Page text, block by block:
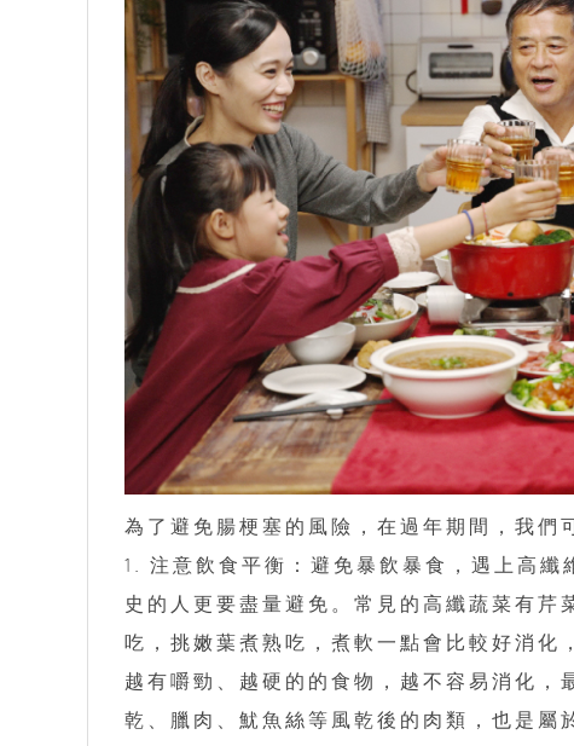
為了避免腸梗塞的風險，在過年期間，我們
1.⁠⁠注意飲食平衡：避免暴飲暴食，遇上高纖
史的人更要盡量避免。常見的高纖蔬菜有
吃，挑嫩葉煮熟吃，煮軟一點會比較好消化
越有嚼勁、越硬的的食物，越不容易消化
乾、臘肉、魷魚絲等風乾後的肉類，也是屬